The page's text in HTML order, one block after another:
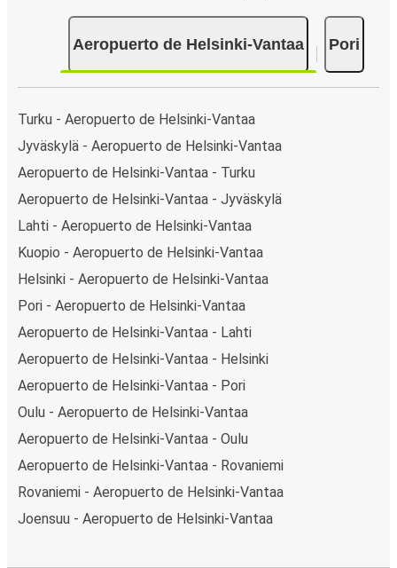
Aeropuerto de Helsinki-Vantaa Pori
Turku - Aeropuerto de Helsinki-Vantaa
Jyväskylä - Aeropuerto de Helsinki-Vantaa
Aeropuerto de Helsinki-Vantaa - Turku
Aeropuerto de Helsinki-Vantaa - Jyväskylä
Lahti - Aeropuerto de Helsinki-Vantaa
Kuopio - Aeropuerto de Helsinki-Vantaa
Helsinki - Aeropuerto de Helsinki-Vantaa
Pori - Aeropuerto de Helsinki-Vantaa
Aeropuerto de Helsinki-Vantaa - Lahti
Aeropuerto de Helsinki-Vantaa - Helsinki
Aeropuerto de Helsinki-Vantaa - Pori
Oulu - Aeropuerto de Helsinki-Vantaa
Aeropuerto de Helsinki-Vantaa - Oulu
Aeropuerto de Helsinki-Vantaa - Rovaniemi
Rovaniemi - Aeropuerto de Helsinki-Vantaa
Joensuu - Aeropuerto de Helsinki-Vantaa